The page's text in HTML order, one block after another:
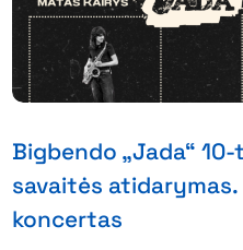
Bigbendo „Jada“
savaitės atidarymas.
koncertas